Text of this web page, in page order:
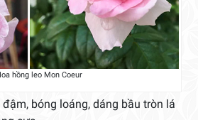
hồng leo Mon Coeur
bóng loáng, dáng bầu tròn lá